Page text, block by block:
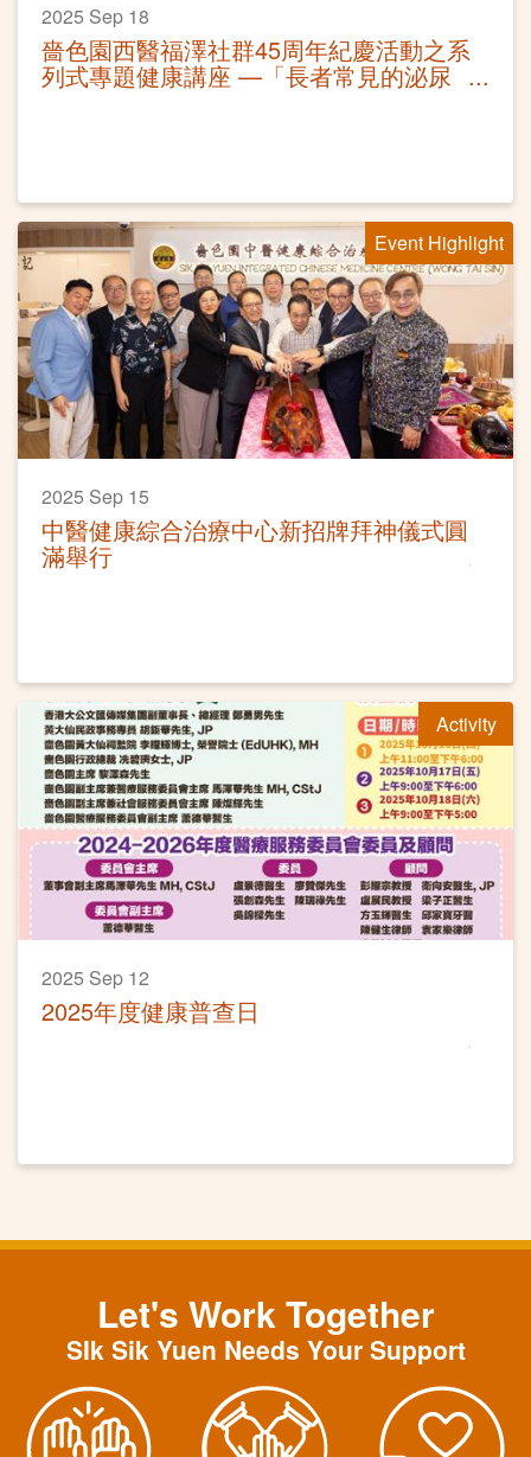
2025 Sep 18
嗇色園西醫福澤社群45周年紀慶活動之系
列式專題健康講座 —「長者常見的泌尿
問題」活動圓滿
Event Highlight
2025 Sep 15
中醫健康綜合治療中心新招牌拜神儀式圓
滿舉行
Activity
2025 Sep 12
2025年度健康普查日
Let's Work Together
SIk Sik Yuen Needs Your Support